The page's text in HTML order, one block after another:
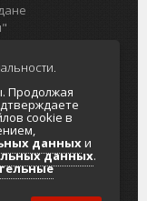
портал
обработки
персональных
Продолжая
cookie в
данныхи
данных.